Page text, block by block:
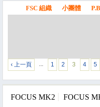
FSC 組織 小團體 P.B
‹ 上一頁 … 1 2 3 4 5
FOCUS MK2 FOCUS